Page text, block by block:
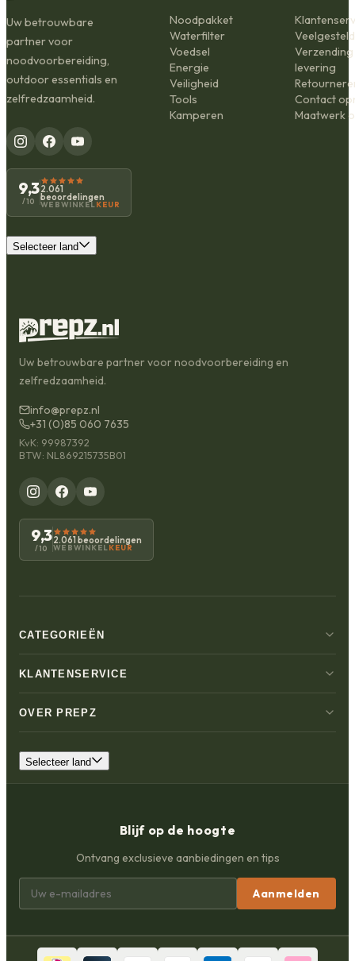
Uw betrouwbare
partner voor
noodvoorbereiding,
outdoor essentials en
zelfredzaamheid.
9,3
/10
2.061
beoordelingen
WEBWINKEL KEUR
Selecteer land
Noodpakket
Waterfilter
Voedsel
Energie
Veiligheid
Tools
Kamperen
Verzending
levering
Contact
Maatwerk
Uw betrouwbare partner voor noodvoorbereiding en
zelfredzaamheid.
info@prepz.nl
+31 (0)85 060 7635
KvK: 99987392
BTW: NL869215735B01
9,3
/10
2.061 beoordelingen
WEBWINKELKEUR
CATEGORIEËN
KLANTENSERVICE
OVER PREPZ
Selecteer land
Blijf op de hoogte
Ontvang exclusieve aanbiedingen en tips
Aanmelden